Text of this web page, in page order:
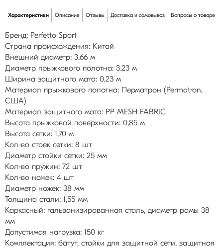
Характеристики Описание Отзывы Доставка и самовывоз Вопросы о товаре
Бренд: Perfetto Sport
Страна происхождения: Китай
Внешний диаметр: 3,66 м
Диаметр прыжкового полотна: 3.23 м
Ширина защитного мата: 0,23 м
Материал прыжкового полотна: Перматрон (Permatron,
США)
Материал защитного мата: PP MESH FABRIC
Высота прыжковой поверхности: 0,85 м
Высота сетки: 1,70 м
Кол-во стоек сетки: 8 шт
Диаметр стойки сетки: 25 мм
Кол-во пружин: 72 шт
Кол-во ножек: 4 шт
Диаметр ножек: 38 мм
Толщина стали: 1,55 мм
Каркасный: гальванизированная сталь, диаметр рамы 38
мм
Допустимая нагрузка: 150 кг
Комплектация: батут, стойки для защитной сети, защитная